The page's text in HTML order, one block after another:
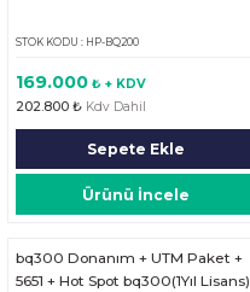
STOK KODU : HP-BQ200
169.000 ₺ + KDV
202.800 ₺ Kdv Dahil
Sepete Ekle
Ürünü İncele
bq300 Donanım + UTM Paket +
5651 + Hot Spot bq300(1Yıl Lisans)